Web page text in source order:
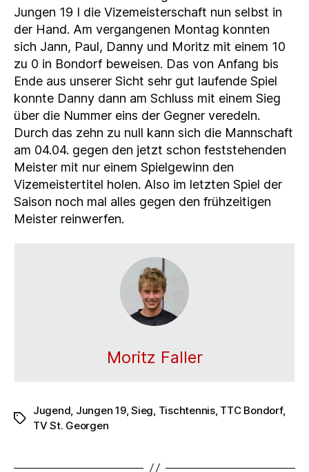
Jungen 19 I die Vizemeisterschaft nun selbst in
der Hand. Am vergangenen Montag konnten
sich Jann, Paul, Danny und Moritz mit einem 10
zu 0 in Bondorf beweisen. Das von Anfang bis
Ende aus unserer Sicht sehr gut laufende Spiel
konnte Danny dann am Schluss mit einem Sieg
über die Nummer eins der Gegner veredeln.
Durch das zehn zu null kann sich die Mannschaft
am 04.04. gegen den jetzt schon feststehenden
Meister mit nur einem Spielgewinn den
Vizemeistertitel holen. Also im letzten Spiel der
Saison noch mal alles gegen den frühzeitigen
Meister reinwerfen.
Moritz Faller
Schlagwörter
Jugend, Jungen 19,Sieg, Tischtennis, TTC Bondorf,
TV St. Georgen